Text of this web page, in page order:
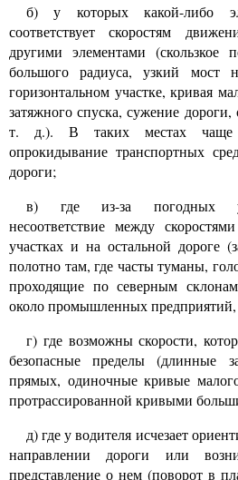
б) у которых какой-либо
соответствует скоростям
другими элементами (скользкое
большого радиуса, узкий мост
горизонтальном участке, кривая
затяжного спуска, сужение
т. д.). В таких местах чаще
опрокидывание транспортных
дороги;
в) где из-за погодных
несоответствие между
участках и на остальной дороге
полотно там, где часты туманы,
проходящие по северным
около промышленных предприятий,
г) где возможны скорости,
безопасные пределы (длинные
прямых, одиночные кривые
протрассированной кривыми
д) где у водителя исчезает
направлении дороги или
представление о нем (поворот в